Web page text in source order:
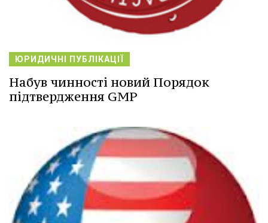
ЮРИДИЧНІ ПУБЛІКАЦІЇ
Набув чинності новий Порядок
підтвердження GMP